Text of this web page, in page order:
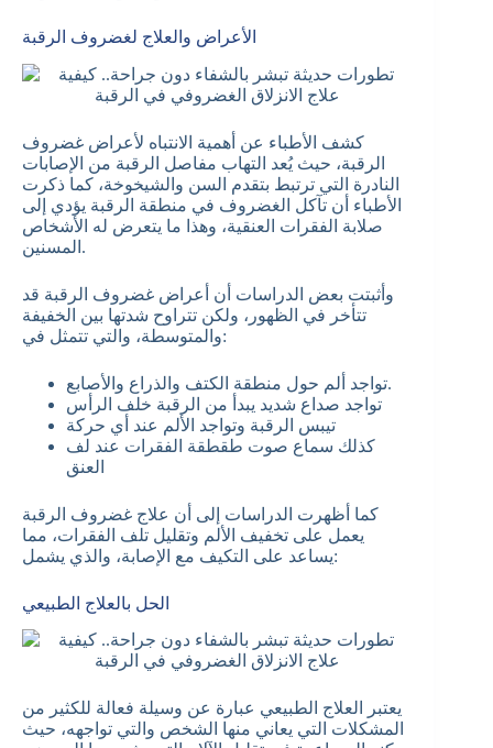
الأعراض والعلاج لغضروف الرقبة
كشف الأطباء عن أهمية الانتباه لأعراض غضروف
الرقبة، حيث يُعد التهاب مفاصل الرقبة من الإصابات
النادرة التي ترتبط بتقدم السن والشيخوخة، كما ذكرت
الأطباء أن تآكل الغضروف في منطقة الرقبة يؤدي إلى
صلابة الفقرات العنقية، وهذا ما يتعرض له الأشخاص
المسنين.
وأثبتت بعض الدراسات أن أعراض غضروف الرقبة قد
تتأخر في الظهور، ولكن تتراوح شدتها بين الخفيفة
والمتوسطة، والتي تتمثل في:
تواجد ألم حول منطقة الكتف والذراع والأصابع.
تواجد صداع شديد يبدأ من الرقبة خلف الرأس
تيبس الرقبة وتواجد الألم عند أي حركة
كذلك سماع صوت طقطقة الفقرات عند لف
العنق
كما أظهرت الدراسات إلى أن علاج غضروف الرقبة
يعمل على تخفيف الألم وتقليل تلف الفقرات، مما
يساعد على التكيف مع الإصابة، والذي يشمل:
الحل بالعلاج الطبيعي
يعتبر العلاج الطبيعي عبارة عن وسيلة فعالة للكثير من
المشكلات التي يعاني منها الشخص والتي تواجهه، حيث